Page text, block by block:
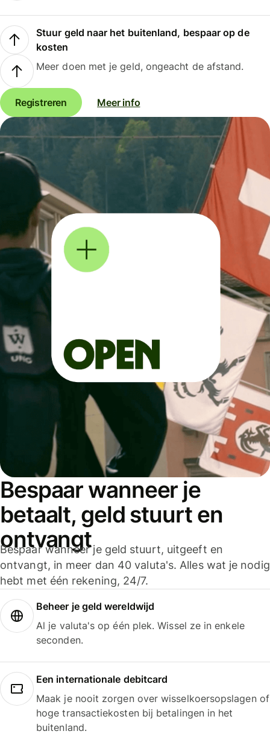
Stuur geld naar het buitenland, bespaar op de
kosten
Meer doen met je geld, ongeacht de afstand.
Registreren Meer info
Bespaar wanneer je
betaalt, geld stuurt en
ontvangt
Bespaar wanneer je geld stuurt, uitgeeft en
ontvangt, in meer dan 40 valuta's. Alles wat je nodig
hebt met één rekening, 24/7.
Beheer je geld wereldwijd
Al je valuta's op één plek. Wissel ze in enkele
seconden.
Een internationale debitcard
Maak je nooit zorgen over wisselkoersopslagen of
hoge transactiekosten bij betalingen in het
buitenland.